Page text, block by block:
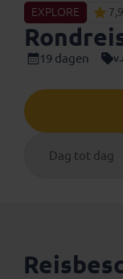
EXPLORE 7,9
19 dagen
Dag tot dag